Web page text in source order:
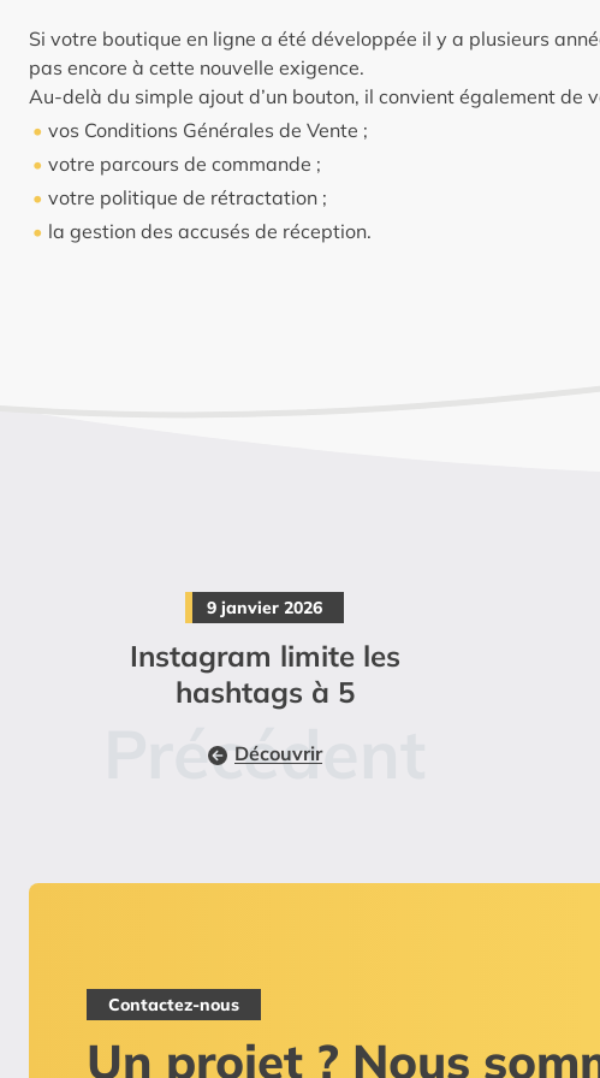
Si votre boutique en ligne a été développée il y a plusieurs
pas encore à cette nouvelle exigence.
Au-delà du simple ajout d’un bouton, il convient également de
vos Conditions Générales de Vente ;
votre parcours de commande ;
votre politique de rétractation ;
la gestion des accusés de réception.
9 janvier 2026
Instagram limite les
hashtags à 5
Découvrir
Contactez-nous
Un projet ? Nous